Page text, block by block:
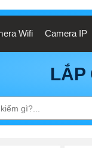
Wifi Camera IP
LẮP